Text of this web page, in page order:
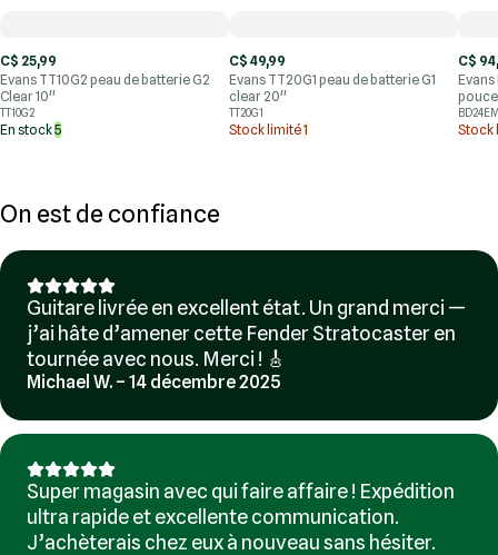
C$ 25,99
Evans TT10G2 peau de batterie G2
Clear 10''
TT10G2
En stock5
C$ 49,99
Evans TT20G1 peau de batterie G1
clear 20''
TT20G1
Stock limité1
C$
Evans
Stock
On est de confiance
Guitare livrée en excellent état. Un grand merci —
j’ai hâte d’amener cette Fender Stratocaster en
tournée avec nous. Merci ! 🎸
Michael W. – 14 décembre 2025
Super magasin avec qui faire affaire ! Expédition
ultra rapide et excellente communication.
J’achèterais chez eux à nouveau sans hésiter.